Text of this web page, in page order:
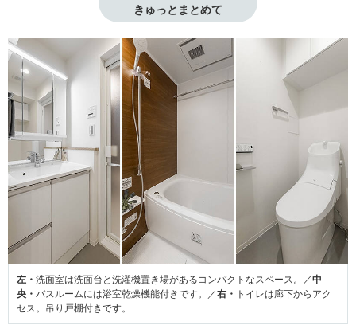
きゅっとまとめて
左・ 洗面室は洗面台と洗濯機置き場があるコンパクトなスペース。／中
央・ バスルームには浴室乾燥機能付きです。／右・ トイレは廊下からアク
セス。吊り戸棚付きです。